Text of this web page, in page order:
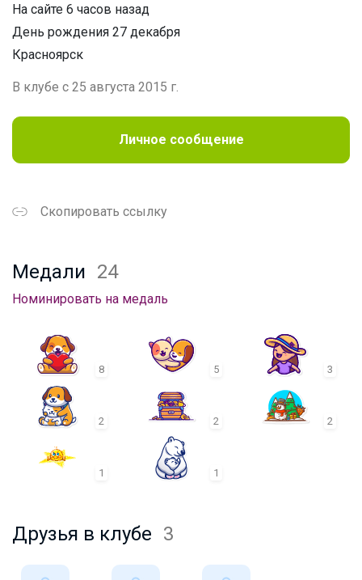
На сайте 6 часов назад
День рождения 27 декабря
Красноярск
В клубе с 25 августа 2015 г.
Личное сообщение
Скопировать ссылку
Медали 24
Номинировать на медаль
8 5 3
2 2 2
1 1
Друзья в клубе 3